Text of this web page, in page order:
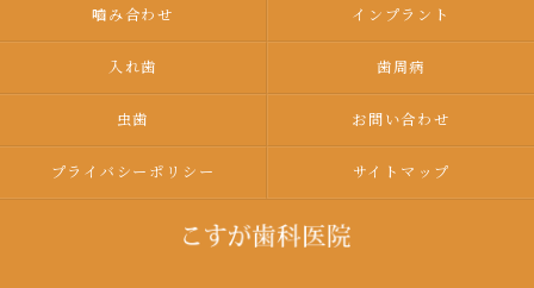
嚙み合わせ インプラント
入れ歯 歯周病
虫歯 お問い合わせ
プライバシーポリシー サイトマップ